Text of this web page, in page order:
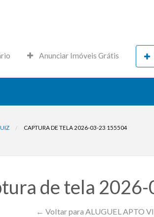
Anunciar Imóveis Grátis
CAPTURA DE TELA 2026-03-23 155504
de tela
← Voltar para ALUGUEL APTO